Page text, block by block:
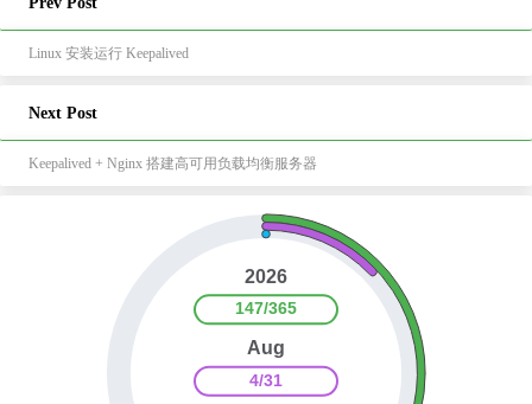
Linux 安装运行 Keepalived
Next Post
Keepalived + Nginx 搭建高可用负载均衡服务器